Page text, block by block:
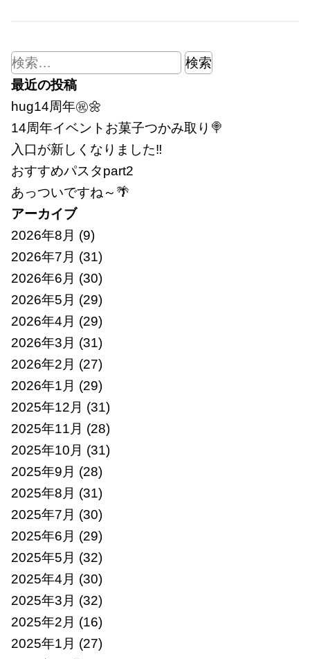
検
索:
最近の投稿
hug14周年㊗🌼
14周年イベントお菓子つかみ取り🍭
入口が新しくなりました‼
おすすめパスタpart2
あっついですね～🌴
アーカイブ
2026年8月 (9)
2026年7月 (31)
2026年6月 (30)
2026年5月 (29)
2026年4月 (29)
2026年3月 (31)
2026年2月 (27)
2026年1月 (29)
2025年12月 (31)
2025年11月 (28)
2025年10月 (31)
2025年9月 (28)
2025年8月 (31)
2025年7月 (30)
2025年6月 (29)
2025年5月 (32)
2025年4月 (30)
2025年3月 (32)
2025年2月 (16)
2025年1月 (27)